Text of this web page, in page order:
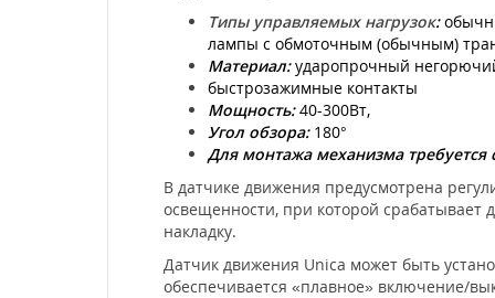
Типы управляемых нагрузок:
лампы с обмоточным (обычным)
Материал:ударопрочный
быстрозажимные контакты
Мощность:40-300Вт,
Угол обзора:180°
Для монтажа механизма требуется
В датчике движения предусмотрена
освещенности, при которой срабатывает
накладку.
Датчик движения Unica может быть
обеспечивается «плавное» включение/